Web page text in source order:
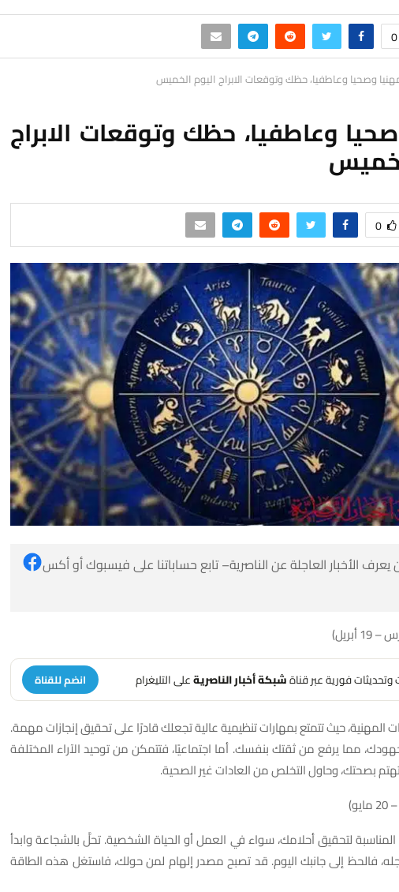
0
وصحيا وعاطفيا، حظك وتوقعات الابراج اليوم الخميس
وعاطفيا، حظك وتوقعات الابراج
0
الأخبار العاجلة عن الناصرية– تابع حساباتنا على فيسبوك أو أكس
وتحديثات فورية عبر قناةشبكة أخبار الناصريةعلى التليغرام انضم للقناة
المهنية، حيث تتمتع بمهارات تنظيمية عالية تجعلك قادرًا على تحقيق إنجازات مهمة.
مما يرفع من ثقتك بنفسك. أما اجتماعيًا، فتتمكن من توحيد الآراء المختلفة
بصحتك، وحاول التخلص من العادات غير الصحية.
المناسبة لتحقيق أحلامك، سواء في العمل أو الحياة الشخصية. تحلَّ بالشجاعة وابدأ
فالحظ إلى جانبك اليوم. قد تصبح مصدر إلهام لمن حولك، فاستغل هذه الطاقة